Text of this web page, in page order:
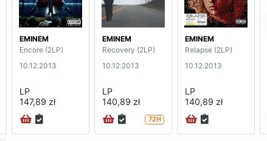
EMINEM
Encore (2LP)
10.12.2013
LP
147,89 zł
EMINEM
Recovery (2LP)
10.12.2013
LP
140,89 zł
72H
EMINEM
Relapse (2LP)
10.12.2013
LP
140,89 zł